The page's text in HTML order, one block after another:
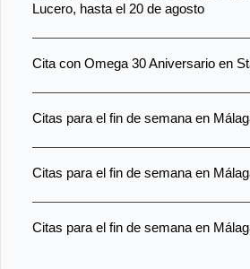
Lucero, hasta el 20 de agosto
Cita con Omega 30 Aniversario en
Citas para el fin de semana en
Citas para el fin de semana en
Citas para el fin de semana en